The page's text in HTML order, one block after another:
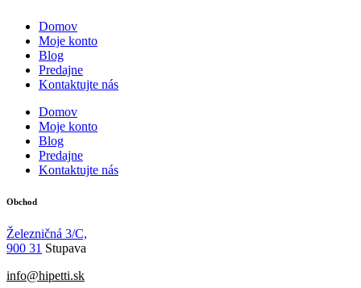
Domov
Moje konto
Blog
Predajne
Kontaktujte nás
Domov
Moje konto
Blog
Predajne
Kontaktujte nás
Obchod
Železničná 3/C,
900 31 Stupava
info@hipetti.sk